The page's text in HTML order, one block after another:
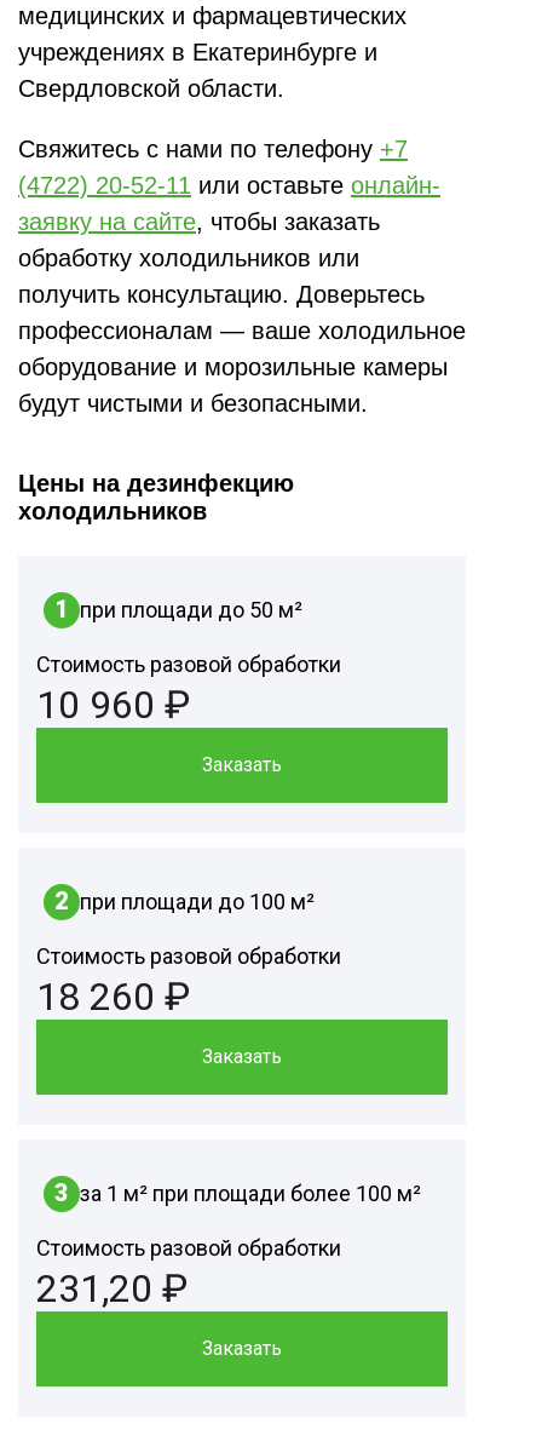
медицинских и фармацевтических
учреждениях в Екатеринбурге и
Свердловской области.
Свяжитесь с нами по телефону +7
(4722) 20-52-11 или оставьте онлайн-
заявку на сайте, чтобы заказать
обработку холодильников или
получить консультацию. Доверьтесь
профессионалам — ваше холодильное
оборудование и морозильные камеры
будут чистыми и безопасными.
Цены на дезинфекцию
холодильников
1 при площади до 50 м²
Стоимость разовой обработки
10 960 ₽
Заказать
2 при площади до 100 м²
Стоимость разовой обработки
18 260 ₽
Заказать
3 за 1 м² при площади более 100 м²
Стоимость разовой обработки
231,20 ₽
Заказать